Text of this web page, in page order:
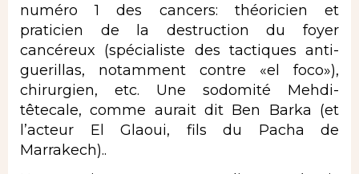
numéro 1 des cancers: théoricien et
praticien de la destruction du foyer
cancéreux (spécialiste des tactiques anti-
guerillas, notamment contre «el foco»),
chirurgien, etc. Une sodomité Mehdi-
têtecale, comme aurait dit Ben Barka (et
l’acteur El Glaoui, fils du Pacha de
Marrakech)..